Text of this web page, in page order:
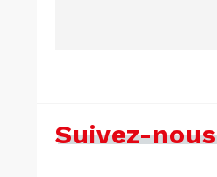
Suivez-nous